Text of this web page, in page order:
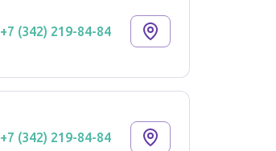
+7 (342) 219-84-84
+7 (342) 219-84-84